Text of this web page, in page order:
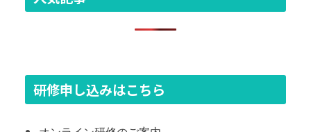
研修申し込みはこちら